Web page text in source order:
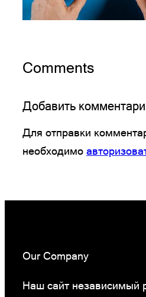
Comments
Добавить
Для отправки
необходимо
Our Company
Наш сайт независимый